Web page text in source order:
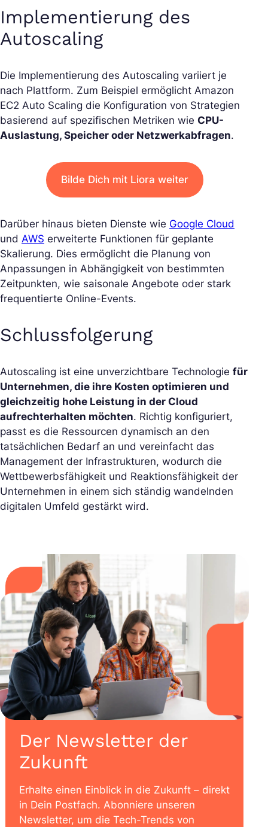
Implementierung des
Autoscaling
Die Implementierung des Autoscaling variiert je
nach Plattform. Zum Beispiel ermöglicht Amazon
EC2 Auto Scaling die Konfiguration von Strategien
basierend auf spezifischen Metriken wie CPU-
Auslastung, Speicher oder Netzwerkabfragen.
Bilde Dich mit Liora weiter
Darüber hinaus bieten Dienste wie Google Cloud
und AWS erweiterte Funktionen für geplante
Skalierung. Dies ermöglicht die Planung von
Anpassungen in Abhängigkeit von bestimmten
Zeitpunkten, wie saisonale Angebote oder stark
frequentierte Online-Events.
Schlussfolgerung
Autoscaling ist eine unverzichtbare Technologie für
Unternehmen, die ihre Kosten optimieren und
gleichzeitig hohe Leistung in der Cloud
aufrechterhalten möchten. Richtig konfiguriert,
passt es die Ressourcen dynamisch an den
tatsächlichen Bedarf an und vereinfacht das
Management der Infrastrukturen, wodurch die
Wettbewerbsfähigkeit und Reaktionsfähigkeit der
Unternehmen in einem sich ständig wandelnden
digitalen Umfeld gestärkt wird.
Der Newsletter der
Zukunft
Erhalte einen Einblick in die Zukunft – direkt
in Dein Postfach. Abonniere unseren
Newsletter, um die Tech-Trends von